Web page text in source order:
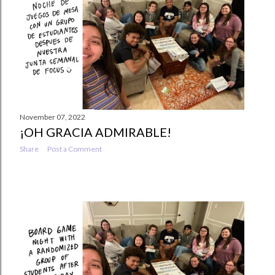
s
November 07, 2022
¡OH GRACIA ADMIRABLE!
Share Post a Comment